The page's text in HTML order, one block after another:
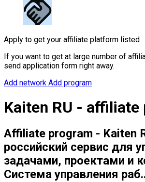
Apply to get your affiliate platform listed
If you want to get at large number of
send application form right away.
Add network Add program
Kaiten RU - affiliate
Affiliate program - Kaiten
российский сервис для
задачами, проектами и
Система управления